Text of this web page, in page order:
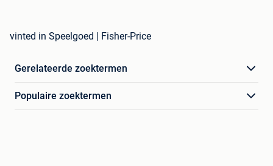
vinted in Speelgoed | Fisher-Price
Gerelateerde zoektermen
Populaire zoektermen